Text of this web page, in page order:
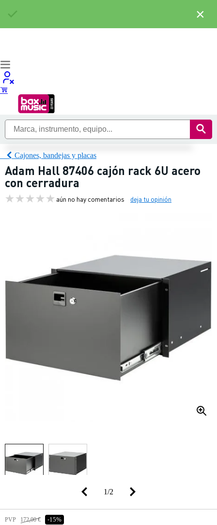
Cajones, bandejas y placas
Adam Hall 87406 cajón rack 6U acero
con cerradura
aún no hay comentarios deja tu opinión
1/2
PVP 172,00 € -15%
×